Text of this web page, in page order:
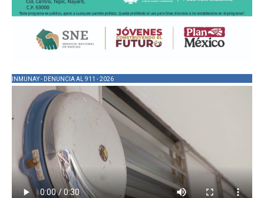
INMUNAY - DENUNCIA AL 911 - 2026